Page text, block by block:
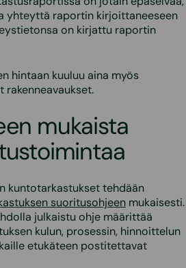
yhteyttä raportin kirjoittaneeseen
on kirjattu raportin
hintaan kuuluu aina myös
rakenneavaukset.
mukaista
kuntotarkastukset tehdään
suoritusohjeen mukaisesti.
julkaistu ohje määrittää
kulun, prosessin, hinnoittelun
etukäteen postitettavat